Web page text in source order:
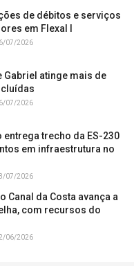
de débitos e serviços
em Flexal I
07/2026
Gabriel atinge mais de
07/2026
entrega trecho da ES-230
em infraestrutura no
07/2026
Canal da Costa avança a
com recursos do
06/2026